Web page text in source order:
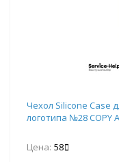
Чехол Silicone Case
логотипа №28 COPY
Цена: 58